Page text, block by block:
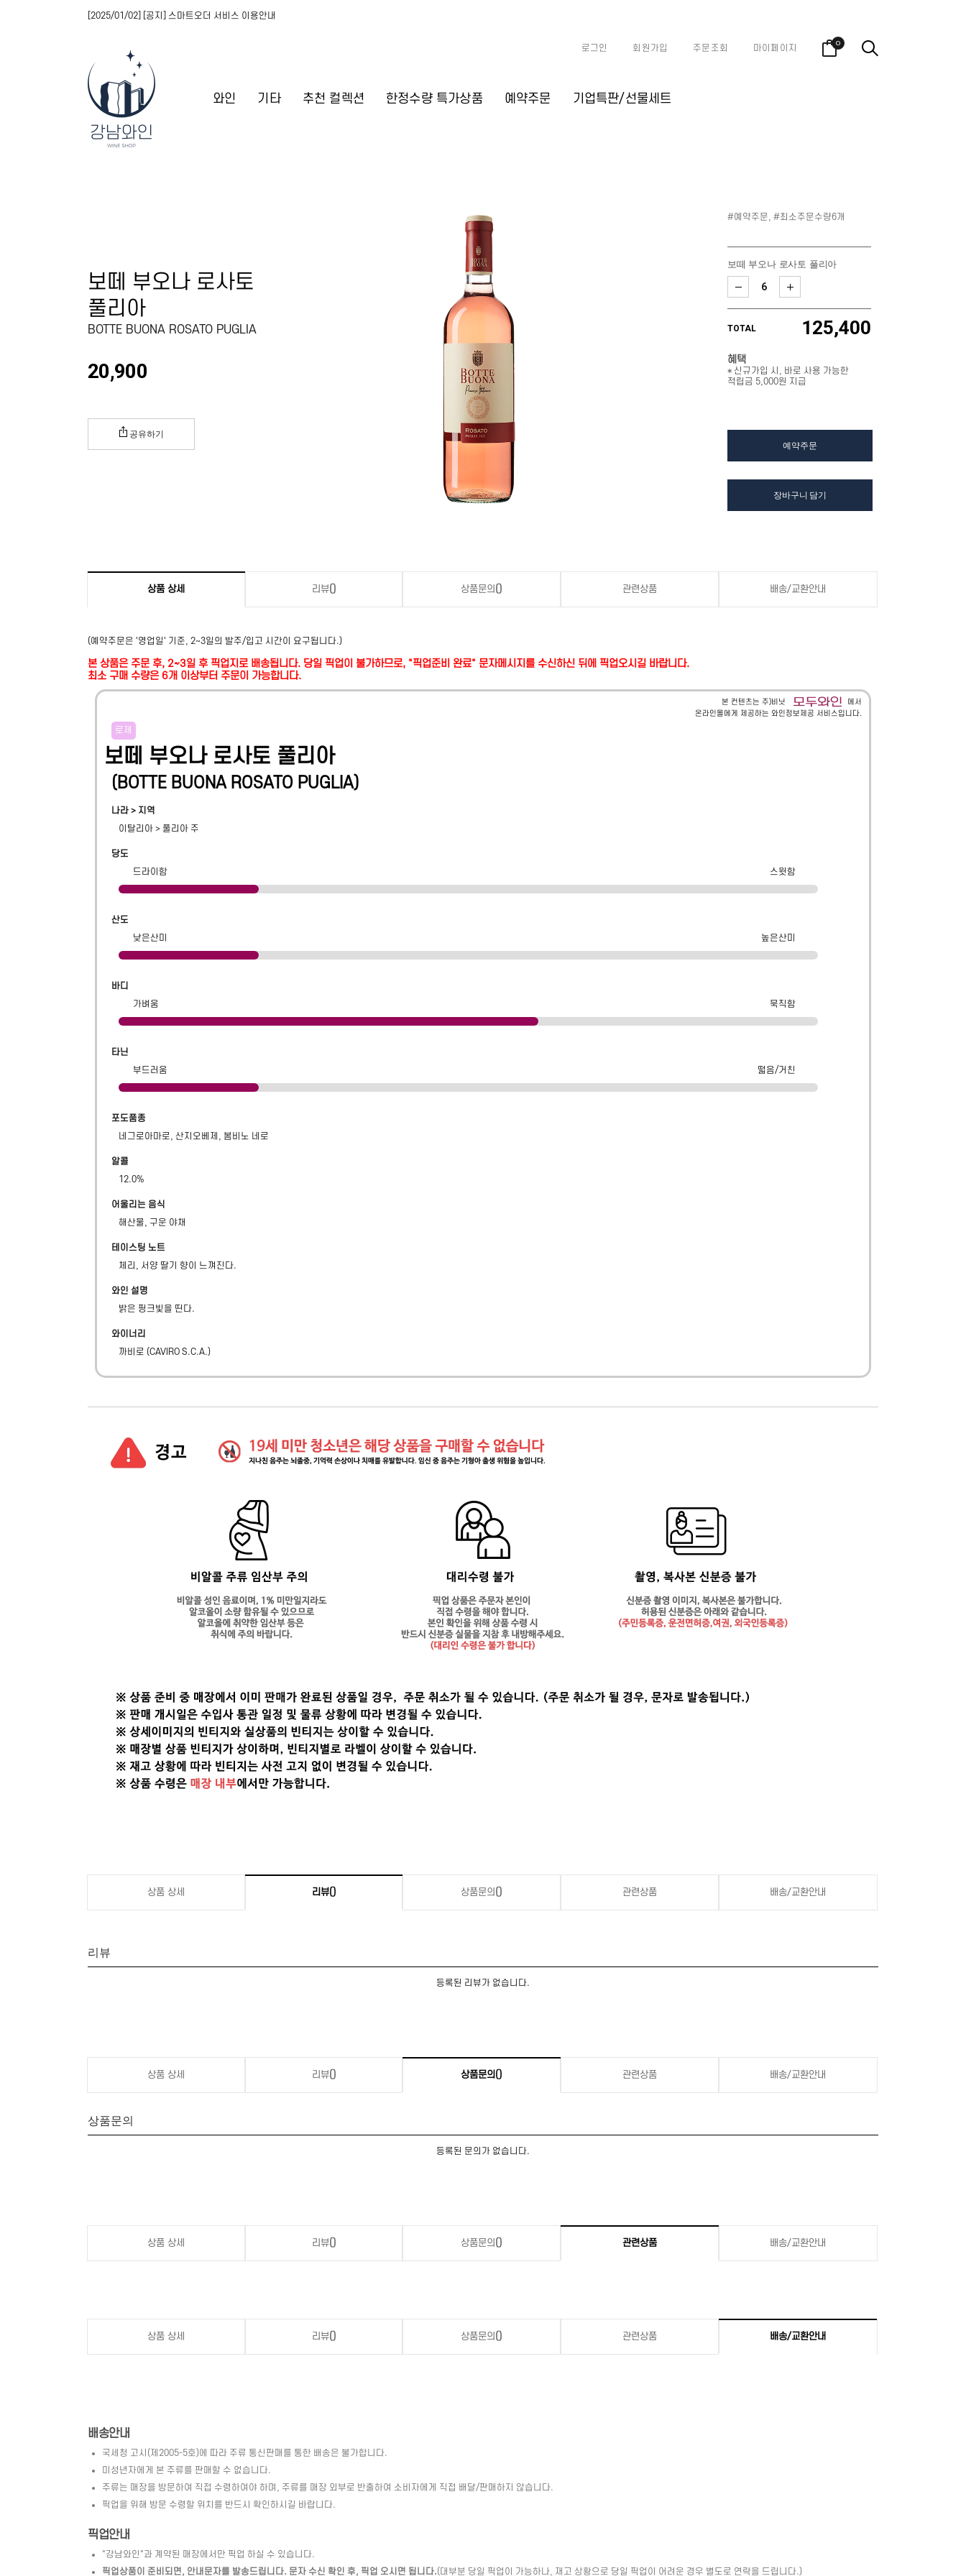
와인 기타 추천 컬렉션 한정수량 특가상품 예약주문 기업특판/선물세트
[2025/01/02] [공지] 스마트오더 서비스 이용안내
로그인 회원가입 주문조회 마이페이지 0
보떼 부오나 로사토
풀리아
BOTTE BUONA ROSATO PUGLIA
20,900
공유하기
#예약주문, #최소주문수량6개
보떼 부오나 로사토 풀리아
TOTAL 125,400
혜택
* 신규가입 시, 바로 사용 가능한
적립금 5,000원 지급
예약주문
장바구니 담기
상품 상세 리뷰() 상품문의 () 관련상품 배송/교환안내
(예약주문은 '영업일' 기준, 2~3일의 발주/입고 시간이 요구됩니다.)
본 상품은 주문 후, 2~3일 후 픽업지로 배송됩니다. 당일 픽업이 불가하므로, "픽업준비 완료" 문자메시지를 수신하신 뒤에 픽업오시길 바랍니다.
최소 구매 수량은 6개 이상부터 주문이 가능합니다.
본 컨텐츠는 주)비닛
에서
온라인몰에게 제공하는 와인정보제공 서비스입니다.
로제
보떼 부오나 로사토 풀리아
(BOTTE BUONA ROSATO PUGLIA)
나라 > 지역
이탈리아 > 풀리아 주
당도
드라이함
스윗함
산도
낮은산미
높은산미
바디
가벼움
묵직함
타닌
부드러움
떫음/거친
포도품종
네그로아마로, 산지오베제, 봄비노 네로
알콜
12.0%
어울리는 음식
해산물, 구운 야채
테이스팅 노트
체리, 서양 딸기 향이 느껴진다.
와인 설명
밝은 핑크빛을 띤다.
와이너리
까비로 (CAVIRO S.C.A.)
상품 상세 리뷰() 상품문의 () 관련상품 배송/교환안내
리뷰
등록된 리뷰가 없습니다.
상품 상세 리뷰() 상품문의 () 관련상품 배송/교환안내
상품문의
등록된 문의가 없습니다.
상품 상세 리뷰() 상품문의 () 관련상품 배송/교환안내
상품 상세 리뷰() 상품문의 () 관련상품 배송/교환안내
배송안내
국세청 고시(제2005-5호)에 따라 주류 통신판매를 통한 배송은 불가합니다.
미성년자에게 본 주류를 판매할 수 없습니다.
주류는 매장을 방문하여 직접 수령하여야 하며, 주류를 매장 외부로 반출하여 소비자에게 직접 배달/판매하지 않습니다.
픽업을 위해 방문 수령할 위치를 반드시 확인하시길 바랍니다.
픽업안내
"강남와인"과 계약된 매장에서만 픽업 하실 수 있습니다.
픽업상품이 준비되면, 안내문자를 발송드립니다. 문자 수신 확인 후, 픽업 오시면 됩니다.(대부분 당일 픽업이 가능하나, 재고 상황으로 당일 픽업이 어려운 경우 별도로 연락을 드립니다.)